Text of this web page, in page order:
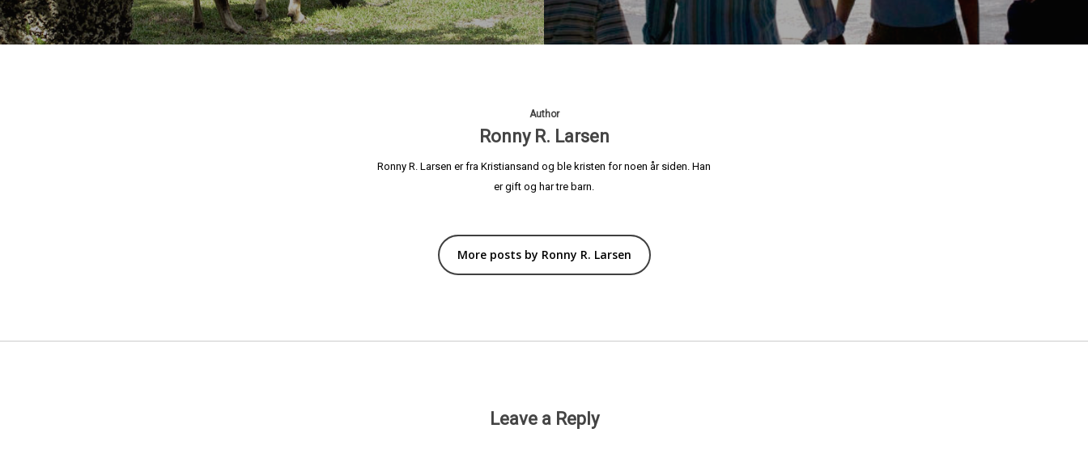
Author
Ronny R. Larsen
Ronny R. Larsen er fra Kristiansand og ble kristen for noen år siden. Han
er gift og har tre barn.
More posts by Ronny R. Larsen
Leave a Reply